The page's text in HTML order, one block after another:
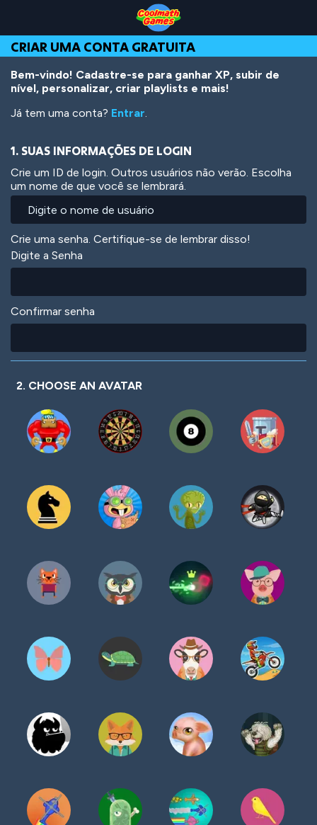
Top
of
Page
Navigation
Main
Content
Footer
o
conteúdo
principal
CRIAR UMA CONTA GRATUITA
Bem-vindo! Cadastre-se para ganhar XP, subir de
nível, personalizar, criar playlists e mais!
Já tem uma conta? Entrar.
1. SUAS INFORMAÇÕES DE LOGIN
Crie um ID de login. Outros usuários não verão. Escolha
um nome de que você se lembrará.
Crie uma senha. Certifique-se de lembrar disso!
Digite a Senha
Confirmar senha
2. CHOOSE AN AVATAR